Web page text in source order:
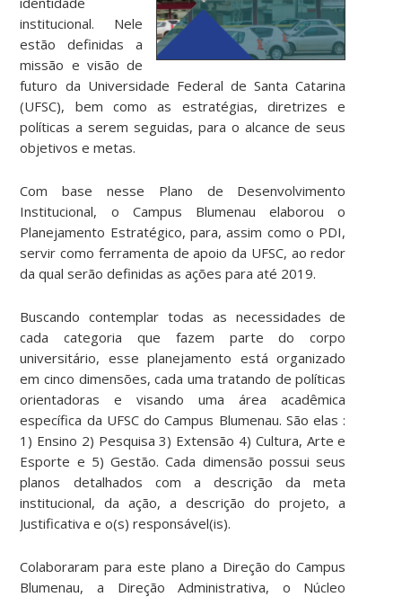
institucional. Nele
estão definidas a
missão e visão de
futuro da Universidade Federal de Santa Catarina
(UFSC), bem como as estratégias, diretrizes e
políticas a serem seguidas, para o alcance de seus
objetivos e metas.
Com base nesse Plano de Desenvolvimento
Institucional, o Campus Blumenau elaborou o
Planejamento Estratégico, para, assim como o PDI,
servir como ferramenta de apoio da UFSC, ao redor
da qual serão definidas as ações para até 2019.
Buscando contemplar todas as necessidades de
cada categoria que fazem parte do corpo
universitário, esse planejamento está organizado
em cinco dimensões, cada uma tratando de políticas
orientadoras e visando uma área acadêmica
específica da UFSC do Campus Blumenau. São elas :
1) Ensino 2) Pesquisa 3) Extensão 4) Cultura, Arte e
Esporte e 5) Gestão. Cada dimensão possui seus
planos detalhados com a descrição da meta
institucional, da ação, a descrição do projeto, a
Justificativa e o(s) responsável(is).
Colaboraram para este plano a Direção do Campus
Blumenau, a Direção Administrativa, o Núcleo